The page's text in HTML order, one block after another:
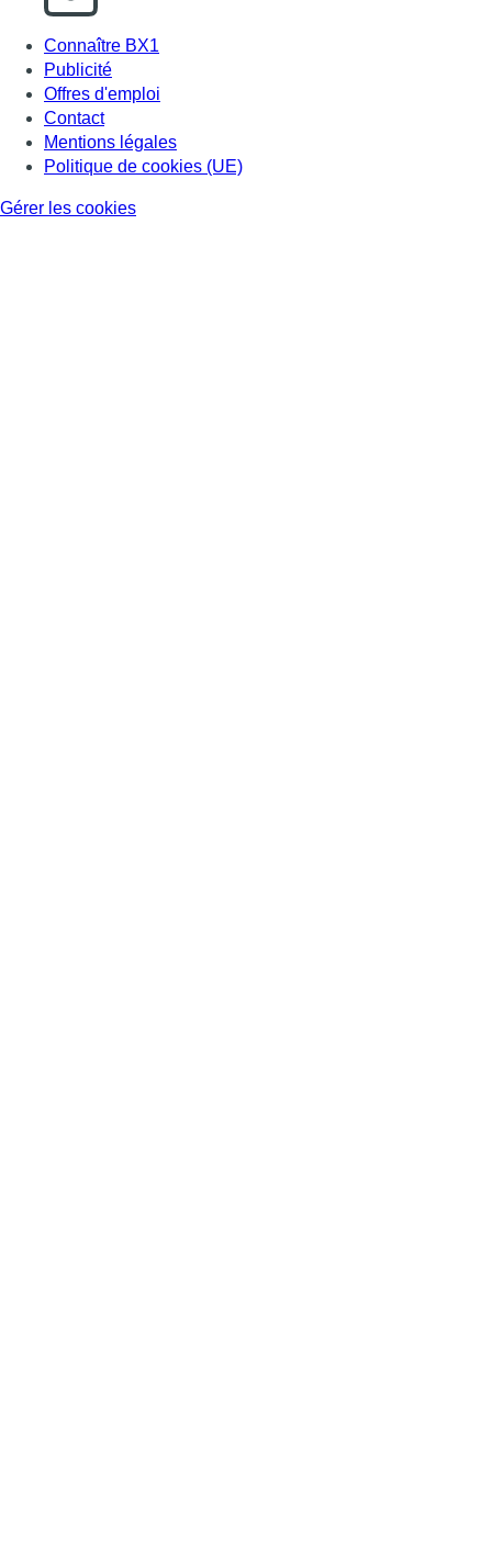
Connaître BX1
Publicité
Offres d'emploi
Contact
Mentions légales
Politique de cookies (UE)
Gérer les cookies